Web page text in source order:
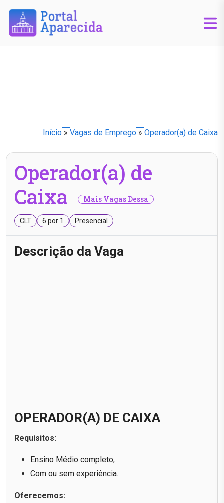
Início » Vagas de Emprego » Operador(a) de Caixa
Operador(a) de
Caixa
Mais Vagas Dessa
CLT 6 por 1 Presencial
Descrição da Vaga
OPERADOR(A) DE CAIXA
Requisitos:
Ensino Médio completo;
Com ou sem experiência.
Oferecemos: